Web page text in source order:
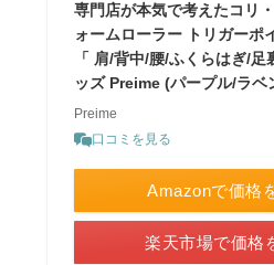
専門店が本気で考えたコリ
ォームローラー トリガーポ
「 肩/背中/腰/ふくらはぎ/
ッズ Preime (パープル/ラベ
Preime
口コミを見る
Amazonで価格
楽天市場で価格